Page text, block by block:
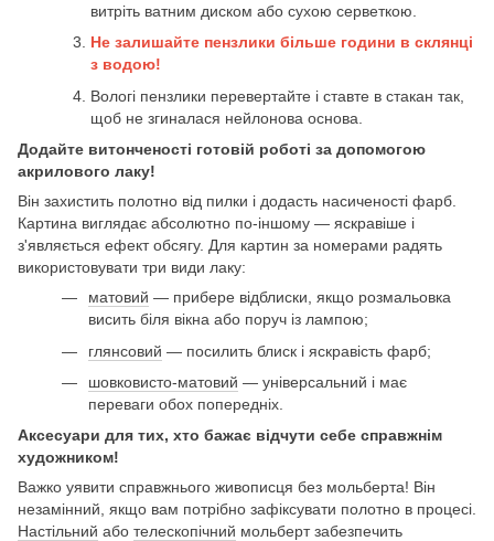
витріть ватним диском або сухою серветкою.
Не залишайте пензлики більше години в склянці
з водою!
Вологі пензлики перевертайте і ставте в стакан так,
щоб не згиналася нейлонова основа.
Додайте витонченості готовій роботі за допомогою
акрилового лаку!
Він захистить полотно від пилки і додасть насиченості фарб.
Картина виглядає абсолютно по-іншому — яскравіше і
з'являється ефект обсягу. Для картин за номерами радять
використовувати три види лаку:
матовий — прибере відблиски, якщо розмальовка
висить біля вікна або поруч із лампою;
глянсовий — посилить блиск і яскравість фарб;
шовковисто-матовий — універсальний і має
переваги обох попередніх.
Аксесуари для тих, хто бажає відчути себе справжнім
художником!
Важко уявити справжнього живописця без мольберта! Він
незамінний, якщо вам потрібно зафіксувати полотно в процесі.
Настільний або телескопічний мольберт забезпечить